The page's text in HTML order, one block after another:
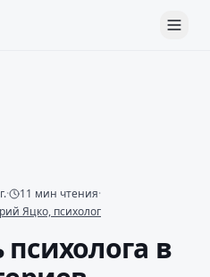
· 11 мин чтения·
Яцко, психолог
в